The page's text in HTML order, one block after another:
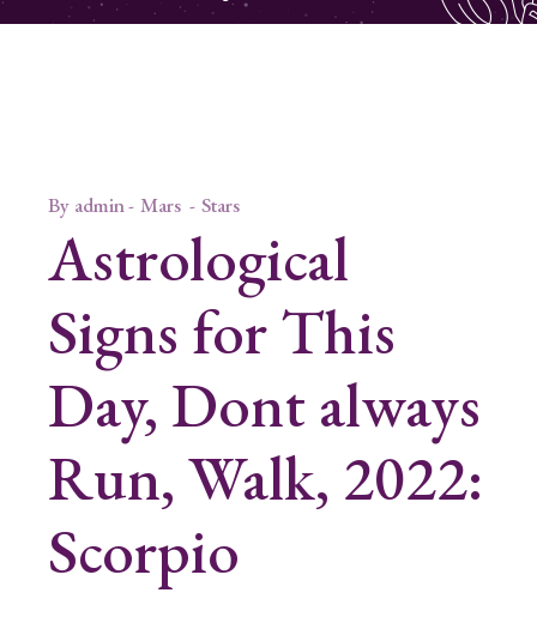
By admin Mars Stars
Astrological
Signs for This
Day, Dont always
Run, Walk, 2022:
Scorpio